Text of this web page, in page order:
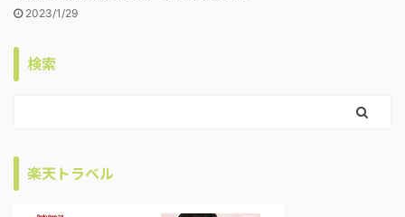
2023/1/29
検索
楽天トラベル